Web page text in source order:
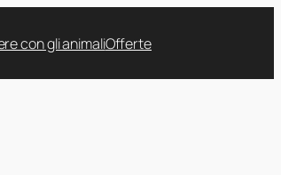
con gli animaliOfferte